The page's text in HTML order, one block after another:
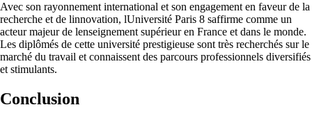
Avec son rayonnement international et son engagement en faveur de la
recherche et de linnovation, lUniversité Paris 8 saffirme comme un
acteur majeur de lenseignement supérieur en France et dans le monde.
Les diplômés de cette université prestigieuse sont très recherchés sur le
marché du travail et connaissent des parcours professionnels diversifiés
et stimulants.
Conclusion